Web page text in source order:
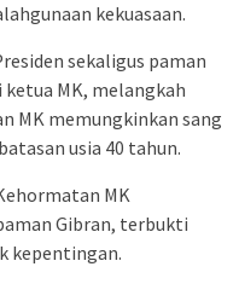
kekuasaan.
sekaligus paman
MK, melangkah
MK memungkinkan sang
usia 40 tahun.
MK
Gibran, terbukti
kepentingan.